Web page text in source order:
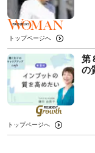
トップページへ
第
の
トップページへ